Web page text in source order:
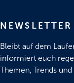
NEWSLETTER
Bleibt auf dem
informiert euch
Themen, Trends